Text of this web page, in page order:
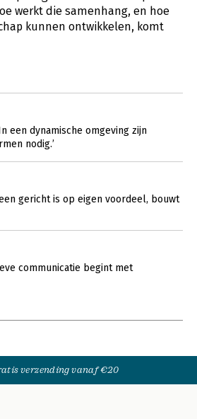
werkt die samenhang, en hoe
kunnen ontwikkelen, komt
een dynamische omgeving zijn
nodig.’
gericht is op eigen voordeel, bouwt
communicatie begint met
verzending vanaf €20